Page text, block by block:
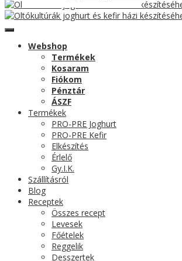
Webshop
Termékek
Kosaram
Fiókom
Pénztár
ÁSZF
Termékek
PRO-PRE Joghurt
PRO-PRE Kefir
Elkészítés
Érlelő
Gy.I.K.
Szállításról
Blog
Receptek
Összes recept
Levesek
Főételek
Reggelik
Desszertek